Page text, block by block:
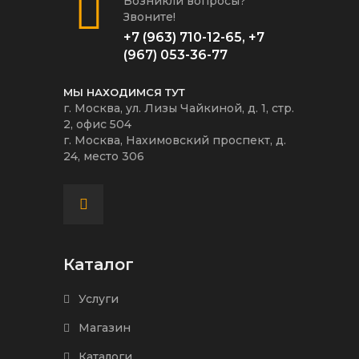
Звоните!
+7 (963) 710-12-65, +7
(967) 053-36-77
МЫ НАХОДИМСЯ ТУТ
г. Москва, ул. Лизы Чайкиной, д. 1, стр.
2, офис 504
г. Москва, Нахимовский проспект, д.
24, место 306
Каталог
Услуги
Магазин